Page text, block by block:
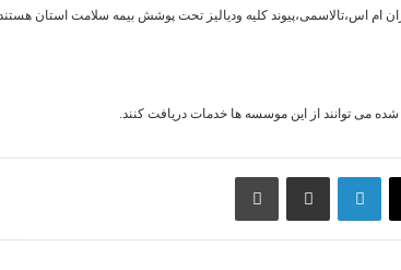
می توانند از این موسسه ها خدمات دریافت کنند.
X لینکدین اشتراک گذاری از طریق ایمیل